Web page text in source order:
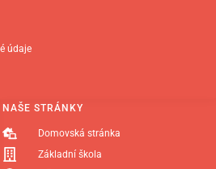
NAŠE STRÁNKY
Domovská stránka
Základní škola
údaje